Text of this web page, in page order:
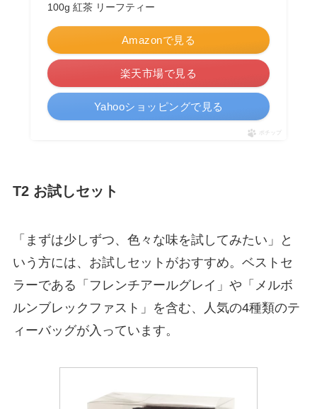
100g 紅茶 リーフティー
Amazonで見る
楽天市場で見る
Yahooショッピングで見る
ポチップ
T2 お試しセット
「まずは少しずつ、色々な味を試してみたい」と
いう方には、お試しセットがおすすめ。ベストセ
ラーである「フレンチアールグレイ」や「メルボ
ルンブレックファスト」を含む、人気の4種類のテ
ィーバッグが入っています。